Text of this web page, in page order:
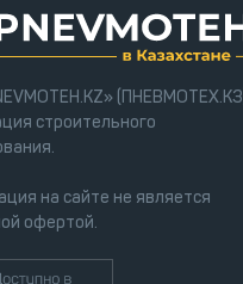
(ПНЕВМОТЕХ.КЗ)
строительного
на сайте не является
офертой.